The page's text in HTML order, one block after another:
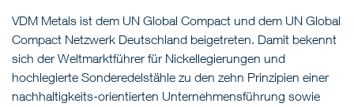
VDM Metals ist dem UN Global Compact und dem UN Global
Compact Netzwerk Deutschland beigetreten. Damit bekennt
sich der Weltmarktführer für Nickellegierungen und
hochlegierte Sonderedelstähle zu den zehn Prinzipien einer
nachhaltigkeits-orientierten Unternehmensführung sowie